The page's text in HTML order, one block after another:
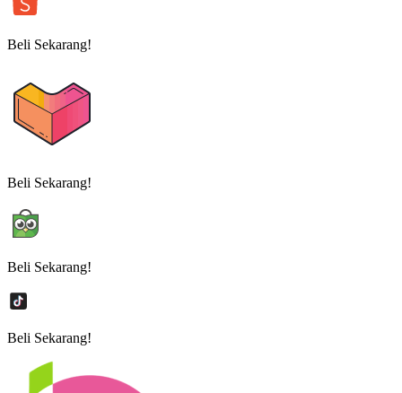
Beli Sekarang!
Beli Sekarang!
Beli Sekarang!
Beli Sekarang!